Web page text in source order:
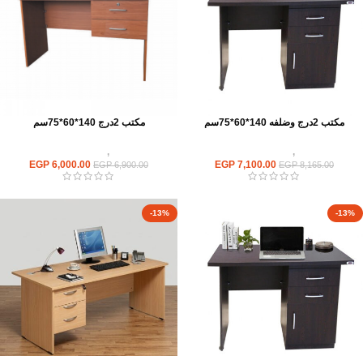
مكتب 2درج وضلفه 140*60*75سم
مكاتب,
EGP8,165.00
EGP 7,100.00
مكتب 2درج 140*60*75سم
مكاتب,
EGP6,900.00
EGP 6,000.00
-13%
-13%